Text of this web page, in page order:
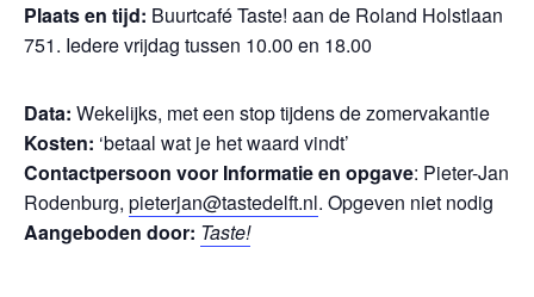
Plaats en tijd: Buurtcafé Taste! aan de Roland Holstlaan
751. Iedere vrijdag tussen 10.00 en 18.00
Data: Wekelijks, met een stop tijdens de zomervakantie
Kosten: ‘betaal wat je het waard vindt’
Contactpersoon voor Informatie en opgave: Pieter-Jan
Rodenburg, pieterjan@tastedelft.nl. Opgeven niet nodig
Aangeboden door: Taste!